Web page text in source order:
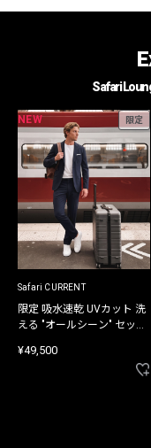
Safari
NEW 限定
Safari CURRENT
限定 吸水速乾 UVカット 洗
える "オールシーン" セット
¥49,500